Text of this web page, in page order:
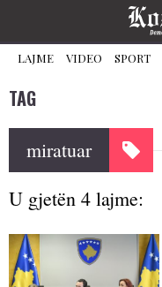
LAJME VIDEO SPORT
TAG
miratuar
U gjetën 4 lajme: